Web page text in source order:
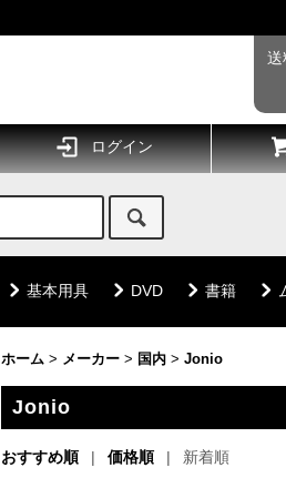
送
ログイン
基本用具 DVD 書籍
ホーム > メーカー > 国内 > Jonio
Jonio
おすすめ順 価格順 新着順